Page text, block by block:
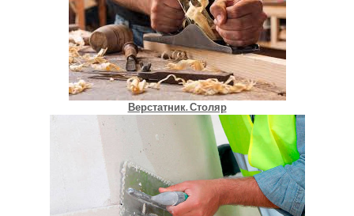
Верстатник. Столяр